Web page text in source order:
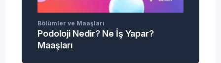
Bölümler ve Maaşları
Podoloji Nedir? Ne İş Yapar?
Maaşları